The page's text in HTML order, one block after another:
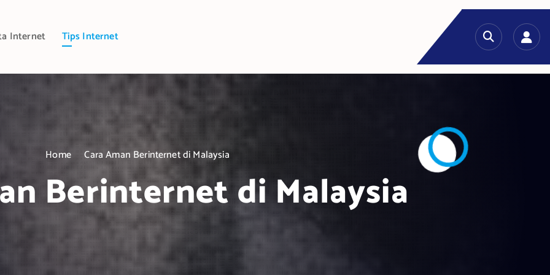
Internet Tips Internet
Home Cara Aman Berinternet di Malaysia
Berinternet di Malaysia